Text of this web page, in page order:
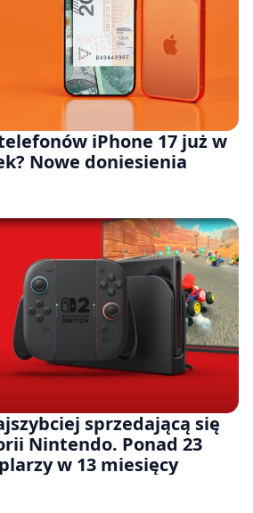
iPhone 17 już w
Nowe doniesienia
sprzedającą się
Nintendo. Ponad 23
w 13 miesięcy